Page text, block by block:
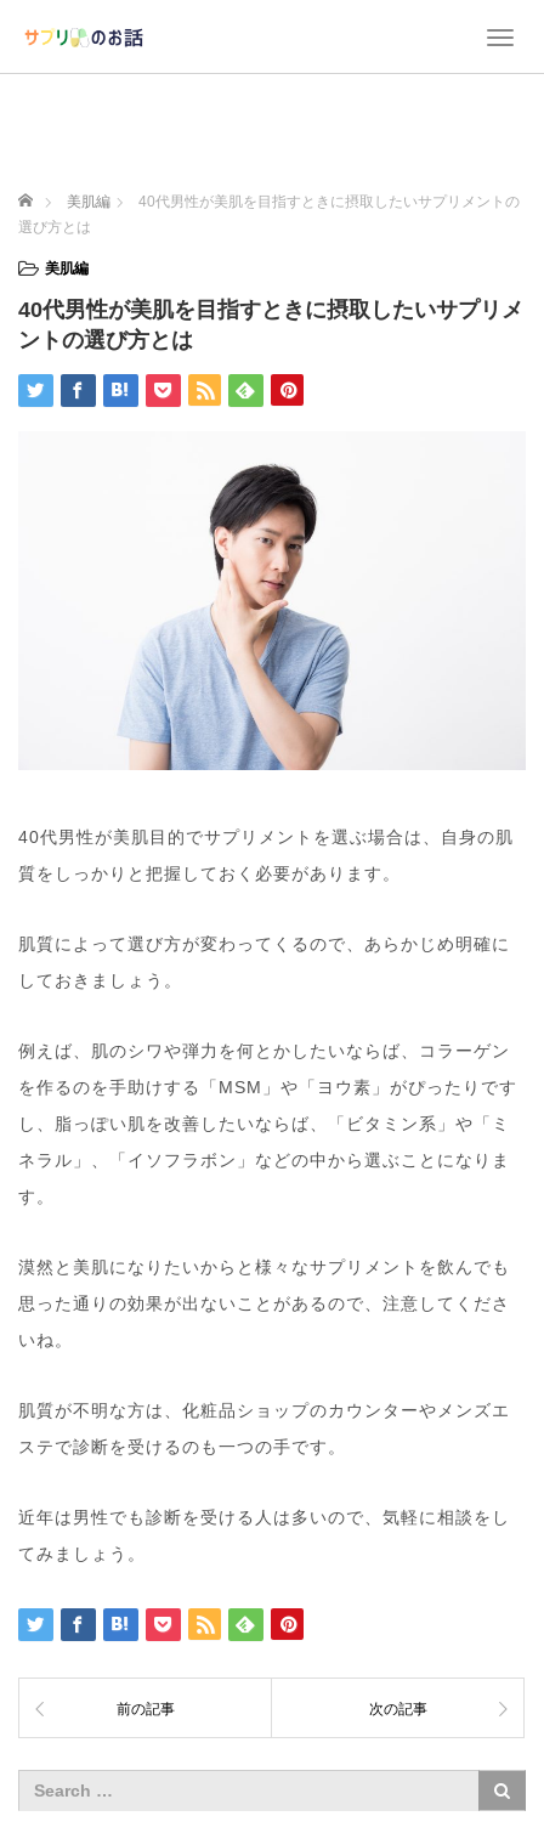
T
a
ホーム 美肌編
40代男性が美肌を目指すときに摂取したいサプリメントの
選び方とは
美肌編
40代男性が美肌を目指すときに摂取したいサプリメ
ントの選び方とは
40代男性が美肌目的でサプリメントを選ぶ場合は、自身の肌
質をしっかりと把握しておく必要があります。
肌質によって選び方が変わってくるので、あらかじめ明確に
しておきましょう。
例えば、肌のシワや弾力を何とかしたいならば、コラーゲン
を作るのを手助けする「MSM」や「ヨウ素」がぴったりです
し、脂っぽい肌を改善したいならば、「ビタミン系」や「ミ
ネラル」、「イソフラボン」などの中から選ぶことになりま
す。
漠然と美肌になりたいからと様々なサプリメントを飲んでも
思った通りの効果が出ないことがあるので、注意してくださ
いね。
肌質が不明な方は、化粧品ショップのカウンターやメンズエ
ステで診断を受けるのも一つの手です。
近年は男性でも診断を受ける人は多いので、気軽に相談をし
てみましょう。
前の記事 次の記事